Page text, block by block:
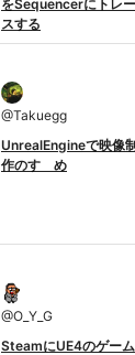
をSequencerにトレー
スする
@Takuegg
UnrealEngineで映像制
作のすゝめ
@O_Y_G
SteamにUE4のゲーム